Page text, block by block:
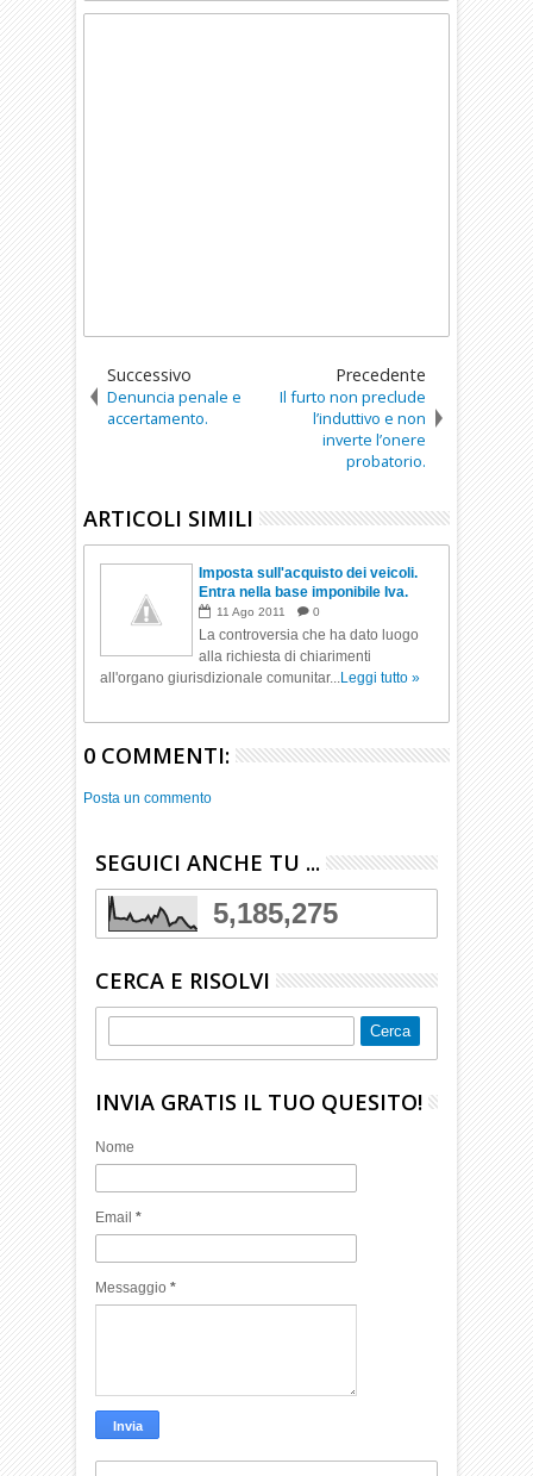
Successivo
Denuncia penale e
accertamento.
Precedente
Il furto non preclude
l’induttivo e non
inverte l’onere
probatorio.
ARTICOLI SIMILI
Imposta sull'acquisto dei veicoli.
Entra nella base imponibile Iva.
11 Ago 2011 0
La controversia che ha dato luogo
alla richiesta di chiarimenti
all'organo giurisdizionale comunitar...Leggi tutto »
0 COMMENTI:
Posta un commento
SEGUICI ANCHE TU ...
5,185,275
CERCA E RISOLVI
INVIA GRATIS IL TUO QUESITO!
Nome
Email*
Messaggio*